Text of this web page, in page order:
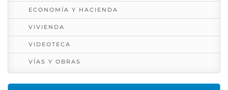
ECONOMÍA Y HACIENDA
VIVIENDA
VIDEOTECA
VÍAS Y OBRAS